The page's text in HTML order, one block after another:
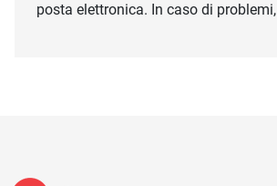
posta elettronica. In caso di problemi,